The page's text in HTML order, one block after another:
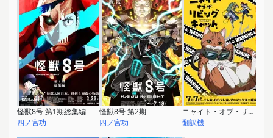
怪獣8号 第1期総集編
四ノ宮功
怪獣8号 第2期
四ノ宮功
ニャイト・オブ・ザ・リビングキャット
翻訳機